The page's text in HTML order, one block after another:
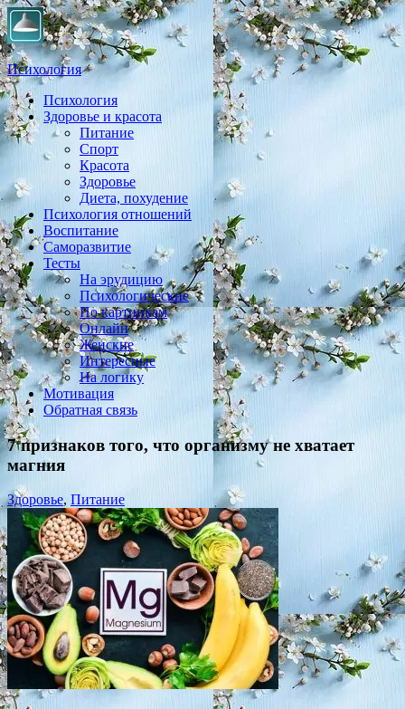
Психология
Практическая психология, личностный рост, экология,
здоровье, воспитание,
Психология
Здоровье и красота
Питание
Спорт
Красота
Здоровье
Диета, похудение
Психология отношений
Воспитание
Саморазвитие
Тесты
На эрудицию
Психологические
По картинкам
Онлайн
Женские
Интересные
На логику
Мотивация
Обратная связь
7 признаков того, что организму не хватает
магния
Здоровье, Питание